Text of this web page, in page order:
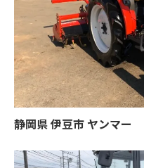
静岡県 伊豆市 ヤンマー